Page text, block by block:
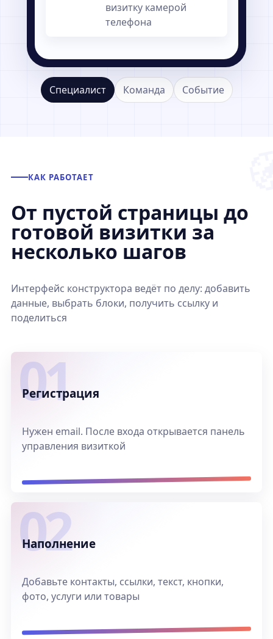
визитку камерой
телефона
Специалист Команда Событие
КАК РАБОТАЕТ
От пустой страницы до
готовой визитки за
несколько шагов
Интерфейс конструктора ведёт по делу: добавить
данные, выбрать блоки, получить ссылку и
поделиться
Регистрация
Нужен email. После входа открывается панель
управления визиткой
Наполнение
Добавьте контакты, ссылки, текст, кнопки,
фото, услуги или товары